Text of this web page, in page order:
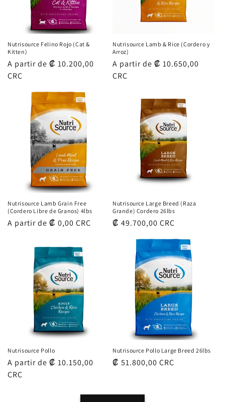
Nutrisource Felino Rojo (Cat &
Kitten)
Precio
habitual
A partir de ₡ 10.200,00
CRC
Nutrisource Lamb & Rice (Cordero y
Arroz)
Precio
habitual
A partir de ₡ 10.650,00
CRC
Nutrisource Lamb Grain Free
(Cordero Libre de Granos) 4lbs
Precio
A partir de ₡ 0,00 CRC
Nutrisource Large Breed (Raza
Grande) Cordero 26lbs
Precio
₡ 49.700,00 CRC
Nutrisource Pollo
Precio
habitual
A partir de ₡ 10.150,00
CRC
Nutrisource Pollo Large Breed 26lbs
Precio
₡ 51.800,00 CRC